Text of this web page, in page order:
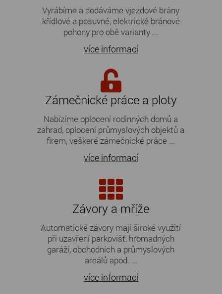
Vyrábíme a dodáváme vjezdové brány
křídlové a posuvné, elektrické bránové
pohony pro obě varianty ...
více informací
Zámečnické práce a ploty
Nabízíme oplocení rodinných domů a
zahrad, oplocení průmyslových objektů a
firem, veškeré zámečnické práce ...
více informací
Závory a mříže
Automatické závory mají široké využití
při uzavření parkovišť, hromadných
garáží, obchodních a průmyslových
areálů apod. ...
více informací